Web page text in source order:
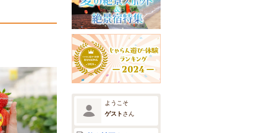
ようこそ
ゲスト さん